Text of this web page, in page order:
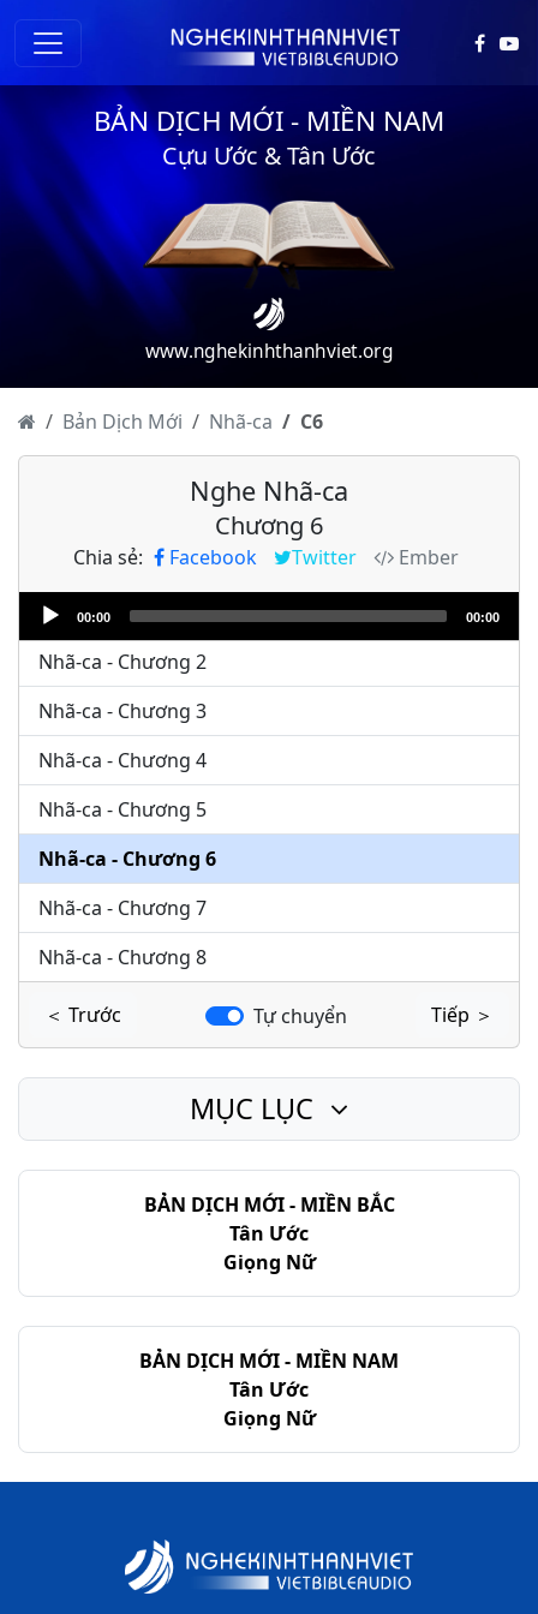
BẢN DỊCH MỚI - MIỀN NAM
Cựu Ước & Tân Ước
www.nghekinhthanhviet.org
Bản Dịch Mới Nhã-ca C6
Nghe Nhã-ca
Chương 6
Chia sẻ: Facebook Twitter
Ember
Audio
Player
00:00 00:00
Nhã-ca - Chương 1
Nhã-ca - Chương 2
Nhã-ca - Chương 3
Nhã-ca - Chương 4
Nhã-ca - Chương 5
Nhã-ca - Chương 6
Nhã-ca - Chương 7
Nhã-ca - Chương 8
＜ Trước Tự chuyển Tiếp ＞
BẢN DỊCH MỚI - MIỀN BẮC
Tân Ước
Giọng Nữ
BẢN DỊCH MỚI - MIỀN NAM
Tân Ước
Giọng Nữ
MỤC LỤC